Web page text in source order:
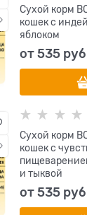
Сухой корм
кошек с
яблоком
от535
Сухой корм
кошек с
и тыквой
от535